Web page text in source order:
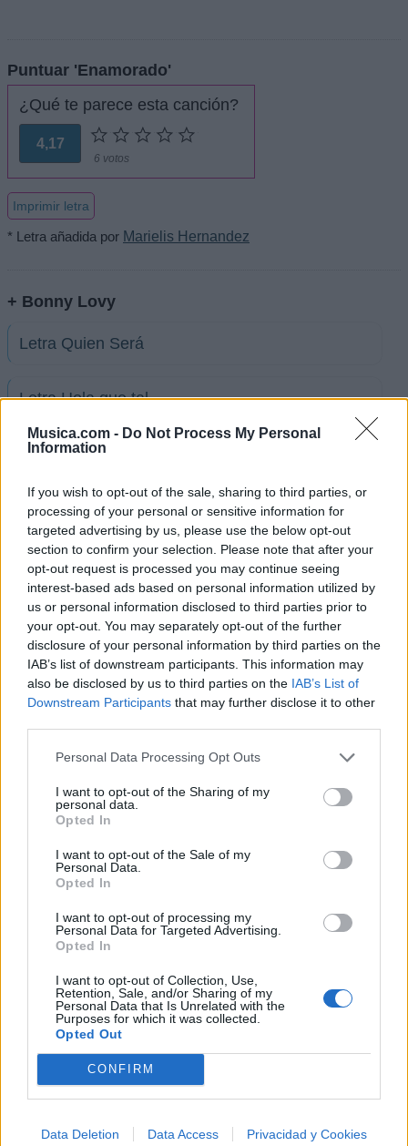
Musica.com - Do Not Process My Personal
Information
If you wish to opt-out of the sale, sharing to third parties, or
processing of your personal or sensitive information for
targeted advertising by us, please use the below opt-out
section to confirm your selection. Please note that after your
opt-out request is processed you may continue seeing
interest-based ads based on personal information utilized by
us or personal information disclosed to third parties prior to
your opt-out. You may separately opt-out of the further
disclosure of your personal information by third parties on the
IAB’s list of downstream participants. This information may
also be disclosed by us to third parties on the IAB’s List of
Downstream Participants that may further disclose it to other
Personal Data Processing Opt Outs
I want to opt-out of the Sharing of my
personal data.
Opted In
I want to opt-out of the Sale of my
Personal Data.
Opted In
I want to opt-out of processing my
Personal Data for Targeted Advertising.
Opted In
I want to opt-out of Collection, Use,
Retention, Sale, and/or Sharing of my
Personal Data that Is Unrelated with the
Purposes for which it was collected.
Opted Out
CONFIRM
Data Deletion Data Access Privacidad y Cookies
Puntuar 'Enamorado'
¿Qué te parece esta canción?
4,17
6 votos
Imprimir letra
* Letra añadida por Marielis Hernandez
+ Bonny Lovy
Letra Quien Será
Letra Hola que tal
Letra Reina De Paris
Letra Desde Que La Vi
Letra Enamorado
Letra Pamela
Letra Muchachita
Letra Que no que na
Biografía Ranking
Biografía de Bonny Lovy
Ritmo Latino
Ranking de Bonny Lovy
Bonny Lovyno está entre los 500 artistas más
apoyados y visitados de esta semana, su mejor
puesto ha sido el261ºen julio de 2016.